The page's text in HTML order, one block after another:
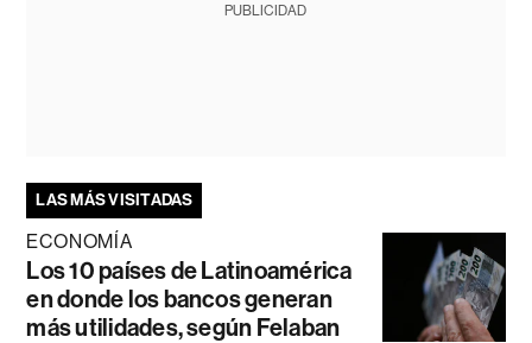
PUBLICIDAD
LAS MÁS VISITADAS
ECONOMÍA
Los 10 países de Latinoamérica
en donde los bancos generan
más utilidades, según Felaban